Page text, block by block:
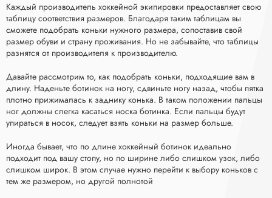
Каждый производитель хоккейной экипировки предоставляет свою
таблицу соответствия размеров. Благодаря таким таблицам вы
сможете подобрать коньки нужного размера, сопоставив свой
размер обуви и страну проживания. Но не забывайте, что таблицы
разнятся от производителя к производителю.
Давайте рассмотрим то, как подобрать коньки, подходящие вам в
длину. Наденьте ботинок на ногу, сдвиньте ногу назад, чтобы пятка
плотно прижималась к заднику конька. В таком положении пальцы
ног должны слегка касаться носка ботинка. Если пальцы будут
упираться в носок, следует взять коньки на размер больше.
Иногда бывает, что по длине хоккейный ботинок идеально
подходит под вашу стопу, но по ширине либо слишком узок, либо
слишком широк. В этом случае нужно перейти к выбору коньков с
тем же размером, но другой полнотой